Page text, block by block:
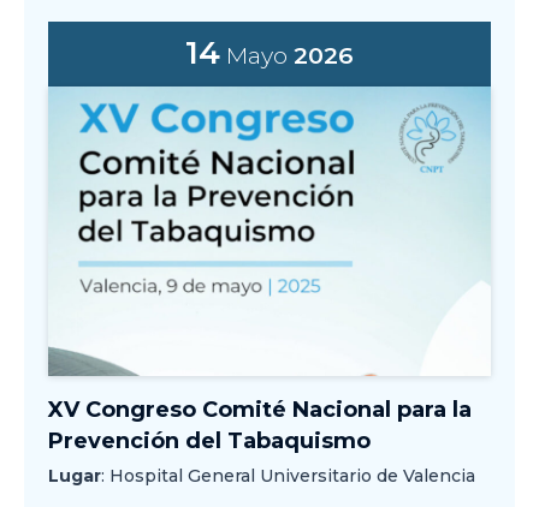
14 Mayo 2026
XV Congreso Comité Nacional para la
Prevención del Tabaquismo
Lugar: Hospital General Universitario de Valencia